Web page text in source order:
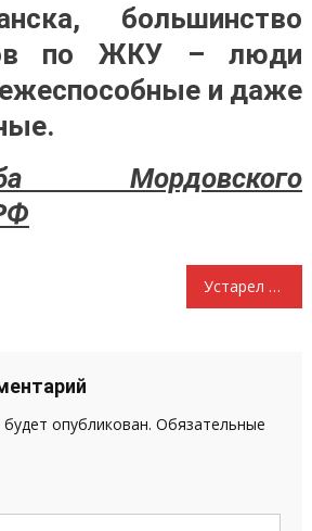
большинство
по ЖКУ – люди
и даже
Мордовского
Устарел ли марксизм-ленинизм?
опубликован. Обязательные